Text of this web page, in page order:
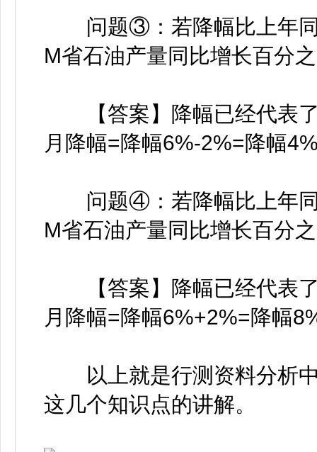
问题③：若降幅比上年同
M省石油产量同比增长百分
【答案】降幅已经代表了
月降幅=降幅6%-2%=降幅
问题④：若降幅比上年同
M省石油产量同比增长百分
【答案】降幅已经代表了
月降幅=降幅6%+2%=降幅
以上就是行测资料分析中
这几个知识点的讲解。